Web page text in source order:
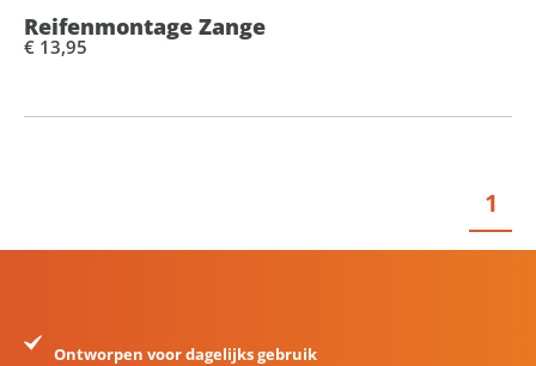
Reifenmontage Zange
€ 13,95
1
Ontworpen voor dagelijks gebruik